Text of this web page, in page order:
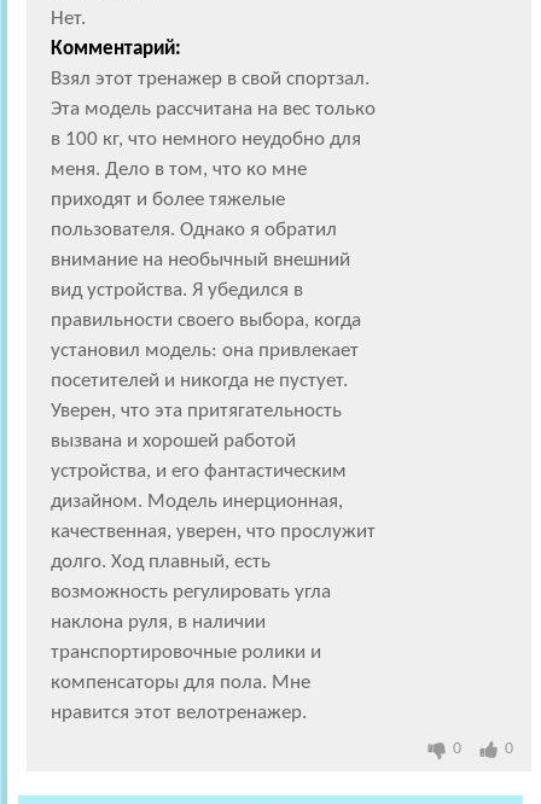
Нет.
Комментарий:
Взял этот тренажер в свой спортзал.
Эта модель рассчитана на вес только
в 100 кг, что немного неудобно для
меня. Дело в том, что ко мне
приходят и более тяжелые
пользователя. Однако я обратил
внимание на необычный внешний
вид устройства. Я убедился в
правильности своего выбора, когда
установил модель: она привлекает
посетителей и никогда не пустует.
Уверен, что эта притягательность
вызвана и хорошей работой
устройства, и его фантастическим
дизайном. Модель инерционная,
качественная, уверен, что прослужит
долго. Ход плавный, есть
возможность регулировать угла
наклона руля, в наличии
транспортировочные ролики и
компенсаторы для пола. Мне
нравится этот велотренажер.
0 0